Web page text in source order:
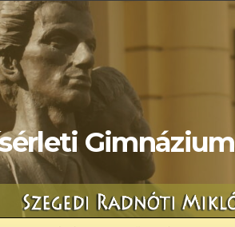
Gimnázium